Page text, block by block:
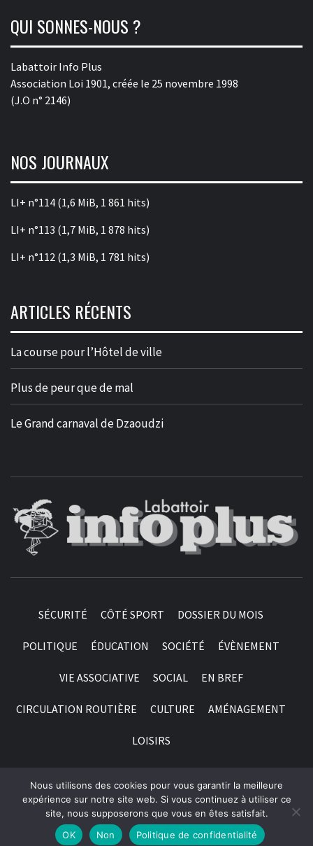
QUI SONNES-NOUS ?
Labattoir Info Plus
Association Loi 1901, créée le 25 novembre 1998
(J.O n° 2146)
NOS JOURNAUX
LI+ n°114 (1,6 MiB, 1 861 hits)
LI+ n°113 (1,7 MiB, 1 878 hits)
LI+ n°112 (1,3 MiB, 1 781 hits)
ARTICLES RÉCENTS
La course pour l’Hôtel de ville
Plus de peur que de mal
Le Grand carnaval de Dzaoudzi
SÉCURITÉ CÔTÉ SPORT DOSSIER DU MOIS
POLITIQUE ÉDUCATION SOCIÉTÉ ÉVÈNEMENT
VIE ASSOCIATIVE SOCIAL EN BREF
CIRCULATION ROUTIÈRE CULTURE AMÉNAGEMENT
LOISIRS
© 1998 - 2026 Labattoir Info Plus | Association Loi 1901,
créée le 25 Novembre 1998 (J.O n° 2146) | Tous droits
réservés
Nous utilisons des cookies pour vous garantir la meilleure
expérience sur notre site web. Si vous continuez à utiliser ce
site, nous supposerons que vous en êtes satisfait.
OK
Non Politique de confidentialité